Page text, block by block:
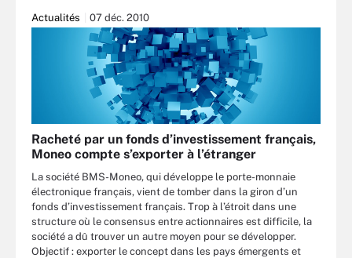
Actualités 07 déc. 2010
Racheté par un fonds d’investissement français,
Moneo compte s’exporter à l’étranger
La société BMS-Moneo, qui développe le porte-monnaie
électronique français, vient de tomber dans la giron d’un
fonds d’investissement français. Trop à l’étroit dans une
structure où le consensus entre actionnaires est difficile, la
société a dû trouver un autre moyen pour se développer.
Objectif : exporter le concept dans les pays émergents et